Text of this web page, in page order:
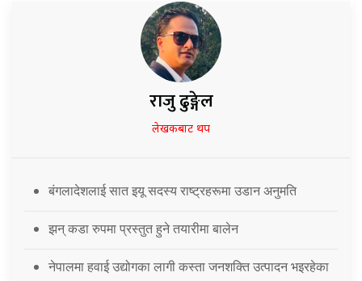
राजु ढुङ्गेल
लेखकबाट थप
बंगलादेशलाई सात इयू सदस्य राष्ट्रहरूमा उडान अनुमति
झन् कडा रुपमा प्रस्तुत हुने तयारीमा बालेन
नेपालमा हवाई उद्योगका लागी कस्ता जनशक्ति उत्पादन भइरहेका